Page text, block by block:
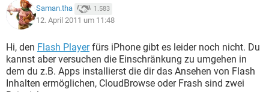
Saman.tha 1.583
12. April 2011 um 11:48
Hi, den Flash Playerfürs iPhone gibt es leider noch nicht. Du
kannst aber versuchen die Einschränkung zu umgehen in
dem du z.B. Apps installierst die dir das Ansehen von Flash
Inhalten ermöglichen, CloudBrowse oder Frash sind zwei